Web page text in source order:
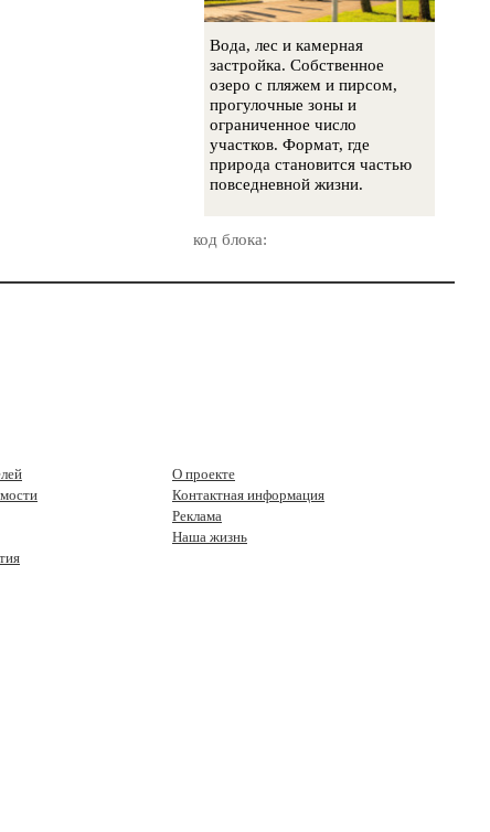
Вода, лес и камерная
застройка. Собственное
озеро с пляжем и пирсом,
прогулочные зоны и
ограниченное число
участков. Формат, где
природа становится частью
повседневной жизни.
код блока:
О проекте
Контактная информация
Реклама
Наша жизнь